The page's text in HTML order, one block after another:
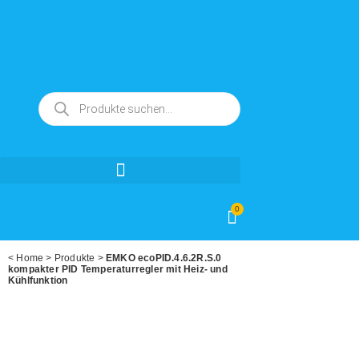
0
< Home > Produkte > EMKO ecoPID.4.6.2R.S.0
kompakter PID Temperaturregler mit Heiz- und
Kühlfunktion